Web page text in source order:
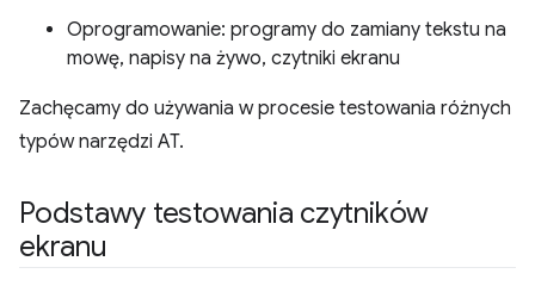
Oprogramowanie: programy do zamiany tekstu na
mowę, napisy na żywo, czytniki ekranu
Zachęcamy do używania w procesie testowania różnych
typów narzędzi AT.
Podstawy testowania czytników
ekranu